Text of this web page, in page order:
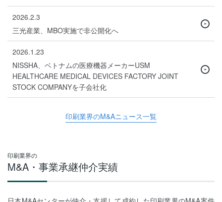
2026.2.3
三光産業、MBO実施で非公開化へ
2026.1.23
NISSHA、ベトナムの医療機器メーカーUSM
HEALTHCARE MEDICAL DEVICES FACTORY JOINT
STOCK COMPANYを子会社化
印刷業界のM&Aニュース一覧
印刷業界の
M&A・事業承継仲介実績